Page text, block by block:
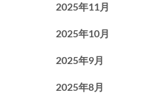
2025年11月
2025年10月
2025年9月
2025年8月